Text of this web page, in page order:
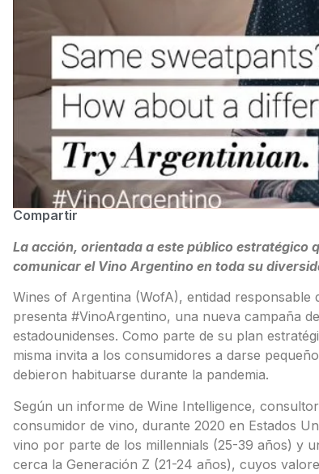
Compartir
La acción, orientada a este público estratégico
comunicar el Vino Argentino en toda su
Wines of Argentina (WofA), entidad
presenta #VinoArgentino, una nueva campaña
estadounidenses. Como parte de su plan
misma invita a los consumidores a darse
debieron habituarse durante la pandemia.
Según un informe de Wine Intelligence,
consumidor de vino, durante 2020 en Estados
vino por parte de los millennials (25-39 años) y
cerca la Generación Z (21-24 años), cuyos